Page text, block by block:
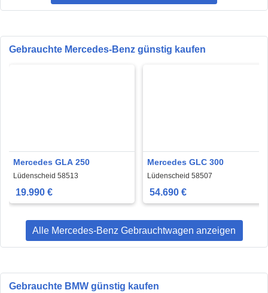
Gebrauchte Mercedes-Benz günstig kaufen
Mercedes GLA 250
Lüdenscheid 58513
19.990 €
Mercedes GLC 300
Lüdenscheid 58507
54.690 €
Alle Mercedes-Benz Gebrauchtwagen anzeigen
Gebrauchte BMW günstig kaufen